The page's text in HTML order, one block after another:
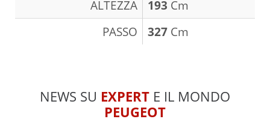
ALTEZZA 193 Cm
PASSO
327 Cm
NEWS SU EXPERT E IL MONDO
PEUGEOT